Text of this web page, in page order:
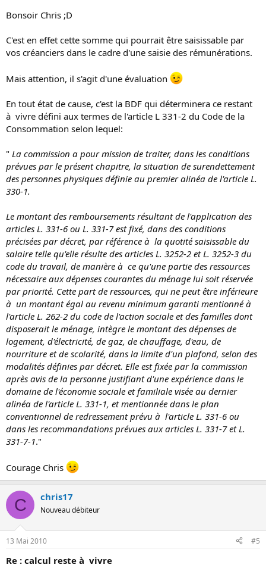
Bonsoir Chris ;D
C'est en effet cette somme qui pourrait être saisissable par
vos créanciers dans le cadre d'une saisie des rémunérations.
Mais attention, il s'agit d'une évaluation
En tout état de cause, c'est la BDF qui déterminera ce restant
à vivre défini aux termes de l'article L 331-2 du Code de la
Consommation selon lequel:
" La commission a pour mission de traiter, dans les conditions
prévues par le présent chapitre, la situation de surendettement
des personnes physiques définie au premier alinéa de l'article L.
330-1.
Le montant des remboursements résultant de l'application des
articles L. 331-6 ou L. 331-7 est fixé, dans des conditions
précisées par décret, par référence à la quotité saisissable du
salaire telle qu'elle résulte des articles L. 3252-2 et L. 3252-3 du
code du travail, de manière à ce qu'une partie des ressources
nécessaire aux dépenses courantes du ménage lui soit réservée
par priorité. Cette part de ressources, qui ne peut être inférieure
à un montant égal au revenu minimum garanti mentionné à
l'article L. 262-2 du code de l'action sociale et des familles dont
disposerait le ménage, intègre le montant des dépenses de
logement, d'électricité, de gaz, de chauffage, d'eau, de
nourriture et de scolarité, dans la limite d'un plafond, selon des
modalités définies par décret. Elle est fixée par la commission
après avis de la personne justifiant d'une expérience dans le
domaine de l'économie sociale et familiale visée au dernier
alinéa de l'article L. 331-1, et mentionnée dans le plan
conventionnel de redressement prévu à l'article L. 331-6 ou
dans les recommandations prévues aux articles L. 331-7 et L.
331-7-1."
Courage Chris
C chris17
Nouveau débiteur
13 Mai 2010 #5
Re : calcul reste à vivre